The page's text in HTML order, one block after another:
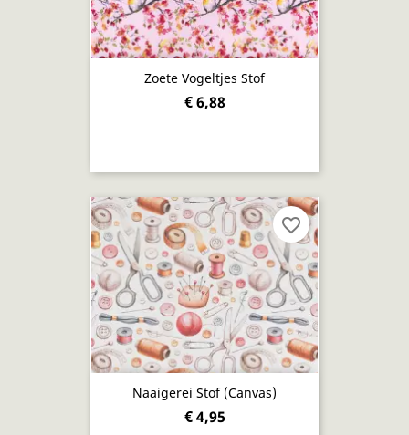
Zoete Vogeltjes Stof
€ 6,88
Naaigerei Stof (canvas)
€ 4,95
favorite_border